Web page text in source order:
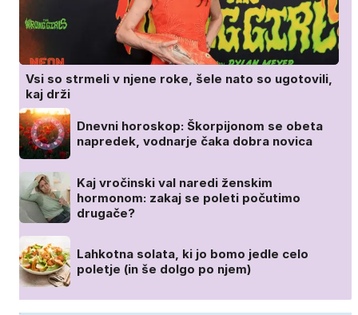
Vsi so strmeli v njene roke, šele nato so ugotovili,
kaj drži
Dnevni horoskop: Škorpijonom se obeta
napredek, vodnarje čaka dobra novica
Kaj vročinski val naredi ženskim
hormonom: zakaj se poleti počutimo
drugače?
Lahkotna solata, ki jo bomo jedle celo
poletje (in še dolgo po njem)